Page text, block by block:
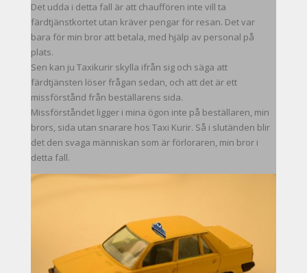
Det udda i detta fall är att chauffören inte vill ta
färdtjänstkortet utan kräver pengar för resan. Det var
bara för min bror att betala, med hjälp av personal på
plats.
Sen kan ju Taxikurir skylla ifrån sig och säga att
färdtjänsten löser frågan sedan, och att det är ett
missförstånd från beställarens sida.
Missförståndet ligger i mina ögon inte på beställaren, min
brors, sida utan snarare hos Taxi Kurir. Så i slutänden blir
det den svaga människan som är förloraren, min bror i
detta fall.